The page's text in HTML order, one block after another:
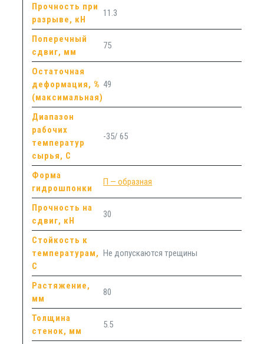
Прочность при
разрыве, кН
11.3
Поперечный
сдвиг, мм
75
Остаточная
деформация, %
(максимальная)
49
Диапазон
рабочих
температур
сырья, С
-35/ 65
Форма
гидрошпонки
П — образная
Прочность на
сдвиг, кН
30
Стойкость к
температурам,
С
Не допускаются трещины
Растяжение,
мм
80
Толщина
стенок, мм
5.5